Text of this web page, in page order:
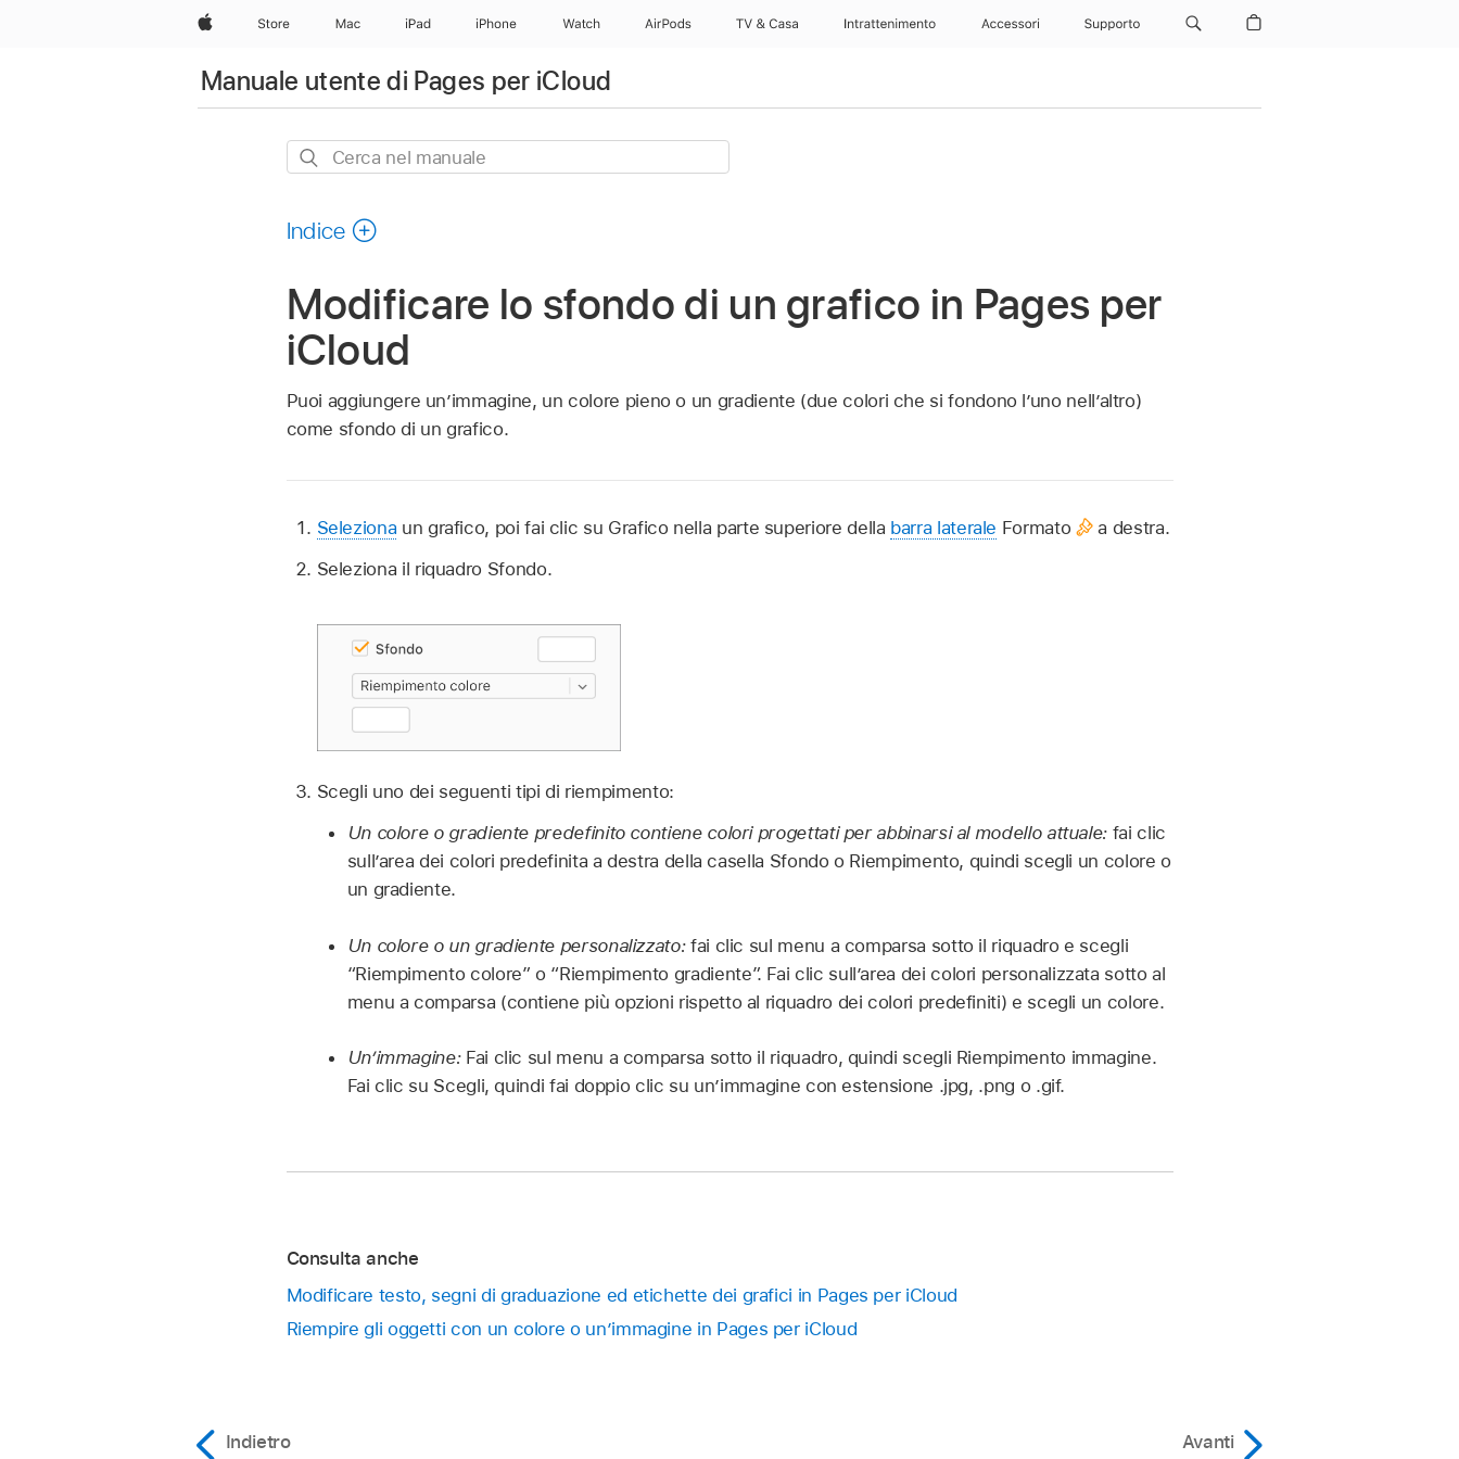
AppleStore Mac iPad iPhone Watch AirPods TV & Casa Intrattenimento Accessori Supporto
Manuale utente di Pages per iCloud
Cerca
Indice
Modificare lo sfondo di un grafico in Pages per
iCloud
Puoi aggiungere un’immagine, un colore pieno o un gradiente (due colori che si fondono l’uno nell’altro)
come sfondo di un grafico.
Seleziona un grafico, poi fai clic su Grafico nella parte superiore della barra laterale Formato
a destra.
Seleziona il riquadro Sfondo.
Scegli uno dei seguenti tipi di riempimento:
Un colore o gradiente predefinito contiene colori progettati per abbinarsi al modello attuale: fai clic
sull’area dei colori predefinita a destra della casella Sfondo o Riempimento, quindi scegli un colore o
un gradiente.
Un colore o un gradiente personalizzato: fai clic sul menu a comparsa sotto il riquadro e scegli
“Riempimento colore” o “Riempimento gradiente”. Fai clic sull’area dei colori personalizzata sotto al
menu a comparsa (contiene più opzioni rispetto al riquadro dei colori predefiniti) e scegli un colore.
Un’immagine: Fai clic sul menu a comparsa sotto il riquadro, quindi scegli Riempimento immagine.
Fai clic su Scegli, quindi fai doppio clic su un’immagine con estensione .jpg, .png o .gif.
Consulta anche
Modificare testo, segni di graduazione ed etichette dei grafici in Pages per iCloud
Riempire gli oggetti con un colore o un’immagine in Pages per iCloud
Indietro Avanti